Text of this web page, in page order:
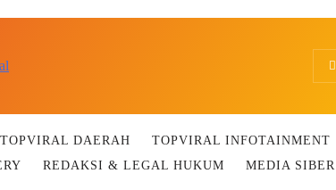
TOPVIRAL DAERAH
TOPVIRAL INFOTAINMENT
REDAKSI & LEGAL HUKUM MEDIA SIBER